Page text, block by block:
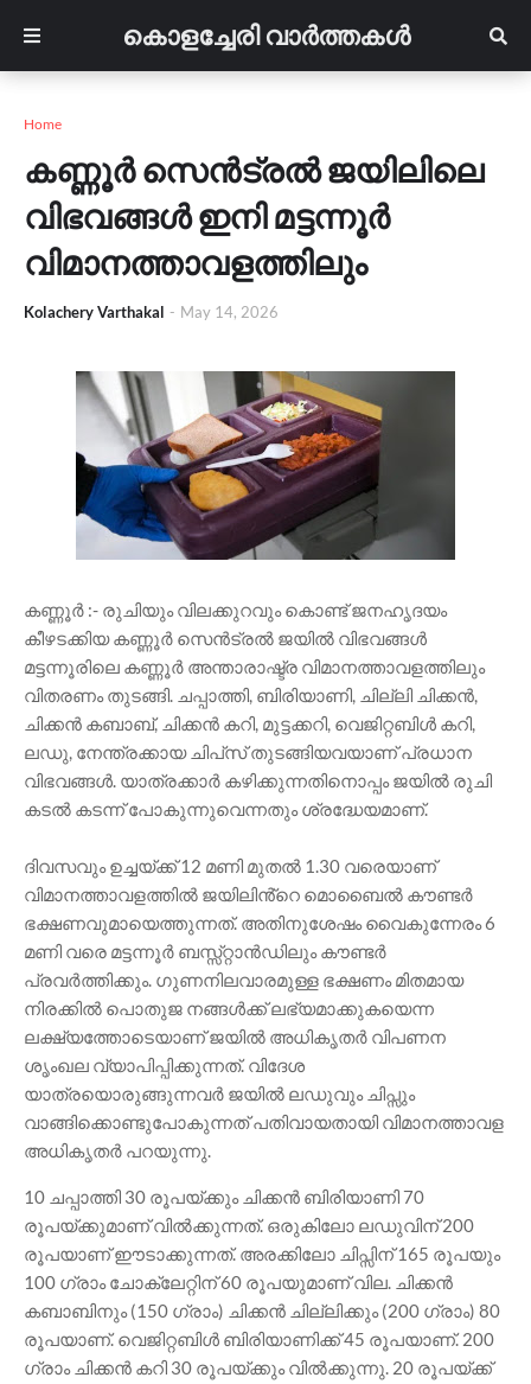
കൊളച്ചേരി വാർത്തകൾ
Home
കണ്ണൂർ സെൻട്രൽ ജയിലിലെ
വിഭവങ്ങൾ ഇനി മട്ടന്നൂർ
വിമാനത്താവളത്തിലും
Kolachery Varthakal - May 14, 2026
കണ്ണൂർ :- രുചിയും വിലക്കുറവും കൊണ്ട് ജനഹൃദയം
കീഴടക്കിയ കണ്ണൂർ സെൻട്രൽ ജയിൽ വിഭവങ്ങൾ
മട്ടന്നൂരിലെ കണ്ണൂർ അന്താരാഷ്ട്ര വിമാനത്താവളത്തിലും
വിതരണം തുടങ്ങി. ചപ്പാത്തി, ബിരിയാണി, ചില്ലി ചിക്കൻ,
ചിക്കൻ കബാബ്, ചിക്കൻ കറി, മുട്ടക്കറി, വെജിറ്റബിൾ കറി,
ലഡു, നേന്ത്രക്കായ ചിപ്‌സ് തുടങ്ങിയവയാണ് പ്രധാന
വിഭവങ്ങൾ. യാത്രക്കാർ കഴിക്കുന്നതിനൊപ്പം ജയിൽ രുചി
കടൽ കടന്ന് പോകുന്നുവെന്നതും ശ്രദ്ധേയമാണ്.
ദിവസവും ഉച്ചയ്ക്ക് 12 മണി മുതൽ 1.30 വരെയാണ്
വിമാനത്താവളത്തിൽ ജയിലിൻ്റെ മൊബൈൽ കൗണ്ടർ
ഭക്ഷണവുമായെത്തുന്നത്. അതിനുശേഷം വൈകുന്നേരം 6
മണി വരെ മട്ടന്നൂർ ബസ്സ്റ്റാൻഡിലും കൗണ്ടർ
പ്രവർത്തിക്കും. ഗുണനിലവാരമുള്ള ഭക്ഷണം മിതമായ
നിരക്കിൽ പൊതുജ നങ്ങൾക്ക് ലഭ്യമാക്കുകയെന്ന
ലക്ഷ്യത്തോടെയാണ് ജയിൽ അധികൃതർ വിപണന
ശൃംഖല വ്യാപിപ്പിക്കുന്നത്. വിദേശ
യാത്രയൊരുങ്ങുന്നവർ ജയിൽ ലഡുവും ചിപ്സും
വാങ്ങിക്കൊണ്ടുപോകുന്നത് പതിവായതായി വിമാനത്താവള
അധികൃതർ പറയുന്നു.
10 ചപ്പാത്തി 30 രൂപയ്ക്കും ചിക്കൻ ബിരിയാണി 70
രൂപയ്ക്കുമാണ് വിൽക്കുന്നത്. ഒരുകിലോ ലഡുവിന് 200
രൂപയാണ് ഈടാക്കുന്നത്. അരക്കിലോ ചിപ്സിന് 165 രൂപയും
100 ഗ്രാം ചോക്ലേറ്റിന് 60 രൂപയുമാണ് വില. ചിക്കൻ
കബാബിനും (150 ഗ്രാം) ചിക്കൻ ചില്ലിക്കും (200 ഗ്രാം) 80
രൂപയാണ്. വെജിറ്റബിൾ ബിരിയാണിക്ക് 45 രൂപയാണ്. 200
ഗ്രാം ചിക്കൻ കറി 30 രൂപയ്ക്കും വിൽക്കുന്നു. 20 രൂപയ്ക്ക്